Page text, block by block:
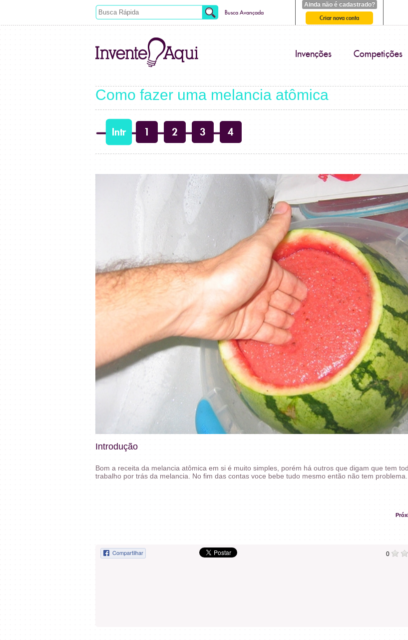
Busca Avançada
Ainda não é cadastrado?
Criar nova conta
Invenções Competições
Como fazer uma melancia atômica
Intr 1 2 3 4
Introdução
Bom a receita da melancia atômica em si é muito simples, porém há outros que digam que tem
trabalho por trás da melancia. No fim das contas voce bebe tudo mesmo então não tem problema.
Compartilhar 0